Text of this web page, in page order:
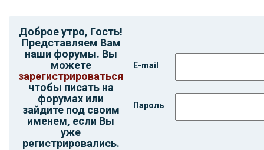
Доброе утро, Гость!
Представляем Вам
наши форумы. Вы
можете
зарегистрироваться
чтобы писать на
форумах или
зайдите под своим
именем, если Вы
уже
регистрировались.
E-mail
Пароль